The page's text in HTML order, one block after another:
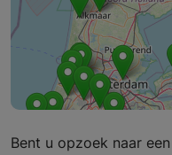
Bent u opzoek naar